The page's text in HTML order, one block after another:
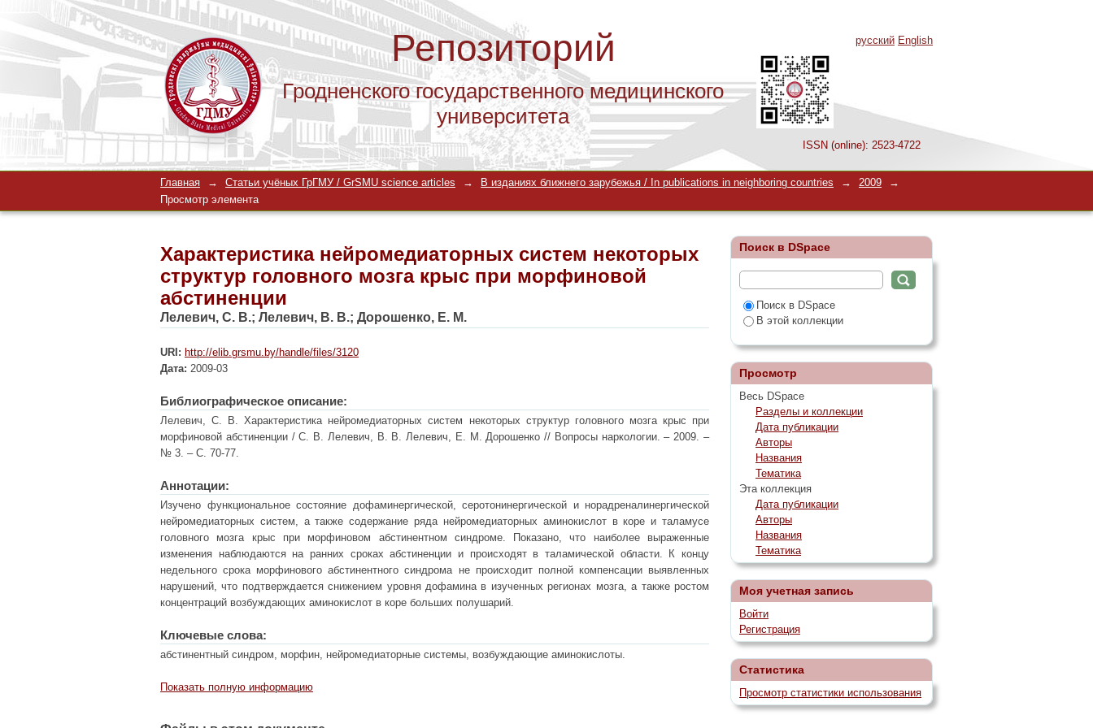
Репозиторий
Гродненского государственного медицинского
университета
ISSN (online): 2523-4722
Характеристика нейромедиаторных систем некоторых структур головного
мозга крыс при морфиновой абстиненции
русский English
Главная → Статьи учёных ГрГМУ / GrSMU science articles → В изданиях ближнего зарубежья / In publications in neighboring countries → 2009
→
Просмотр элемента
Характеристика нейромедиаторных систем некоторых
структур головного мозга крыс при морфиновой
абстиненции
Лелевич, С. В.; Лелевич, В. В.; Дорошенко, Е. М.
URI: http://elib.grsmu.by/handle/files/3120
Дата: 2009-03
Библиографическое описание:
Лелевич, С. В. Характеристика нейромедиаторных систем некоторых структур головного мозга крыс при
морфиновой абстиненции / С. В. Лелевич, В. В. Лелевич, Е. М. Дорошенко // Вопросы наркологии. – 2009. –
№ 3. – С. 70-77.
Аннотации:
Изучено функциональное состояние дофаминергической, серотонинергической и норадреналинергической
нейромедиаторных систем, а также содержание ряда нейромедиаторных аминокислот в коре и таламусе
головного мозга крыс при морфиновом абстинентном синдроме. Показано, что наиболее выраженные
изменения наблюдаются на ранних сроках абстиненции и происходят в таламической области. К концу
недельного срока морфинового абстинентного синдрома не происходит полной компенсации выявленных
нарушений, что подтверждается снижением уровня дофамина в изученных регионах мозга, а также ростом
концентраций возбуждающих аминокислот в коре больших полушарий.
Ключевые слова:
абстинентный синдром, морфин, нейромедиаторные системы, возбуждающие аминокислоты.
Показать полную информацию
Поиск в DSpace
Поиск в DSpace
В этой коллекции
Просмотр
Весь DSpace
Разделы и коллекции
Дата публикации
Авторы
Названия
Тематика
Эта коллекция
Дата публикации
Авторы
Названия
Тематика
Моя учетная запись
Войти
Регистрация
Статистика
Просмотр статистики использования